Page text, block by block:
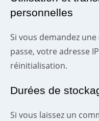
personnelles
Si vous demandez
passe, votre adresse
réinitialisation.
Durées de
Si vous laissez un